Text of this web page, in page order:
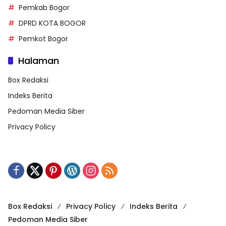
Pemkab Bogor
DPRD KOTA BOGOR
Pemkot Bogor
Halaman
Box Redaksi
Indeks Berita
Pedoman Media Siber
Privacy Policy
Box Redaksi Privacy Policy
Indeks Berita
Pedoman Media Siber